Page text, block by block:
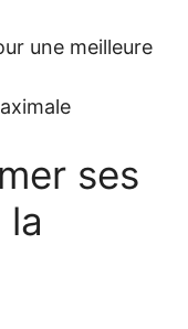
une meilleure
ses